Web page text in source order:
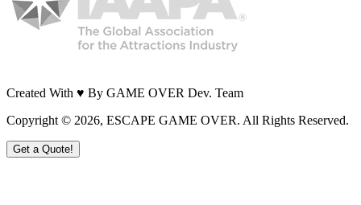
Created With ♥ By GAME OVER Dev. Team
Copyright © 2026, ESCAPE GAME OVER. All Rights Reserved.
Get a Quote!